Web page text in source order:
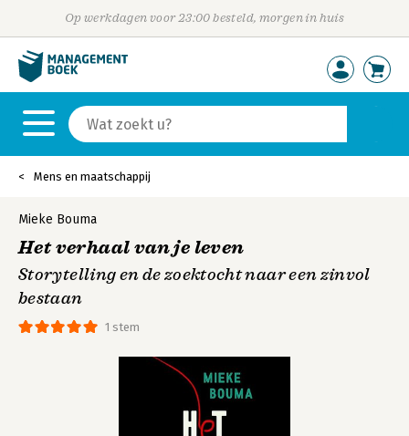
Op werkdagen voor 23:00 besteld, morgen in huis
Mens en maatschappij
1 stem
Mieke Bouma
Het verhaal van je leven
Storytelling en de zoektocht naar een zinvol
bestaan